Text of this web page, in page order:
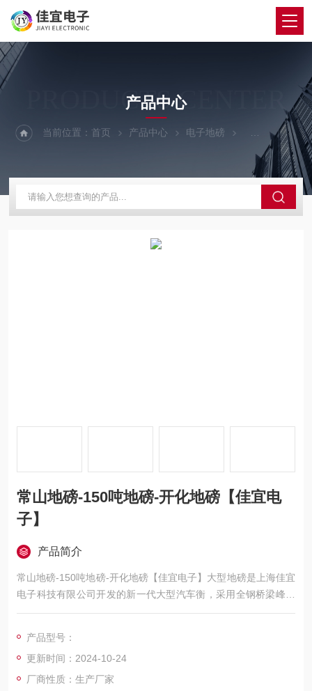
PRODUCTS CENTER
产品中心
当前位置：首页 产品中心 电子地磅 150吨地磅
常山地磅-150吨地磅-开化地磅【佳宜电
子】
产品简介
常山地磅-150吨地磅-开化地磅【佳宜电子】大型地磅是上海佳宜
电子科技有限公司开发的新一代大型汽车衡，采用全钢桥梁峰窝
式（第四代拱形状）结构，整体结构好，钢性强。工艺性好，材
产品型号：
更新时间：2024-10-24
厂商性质：生产厂家